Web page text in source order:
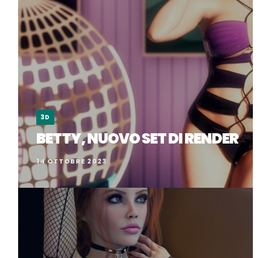
3D
BETTY, NUOVO SET DI RENDER
14 OTTOBRE 2023